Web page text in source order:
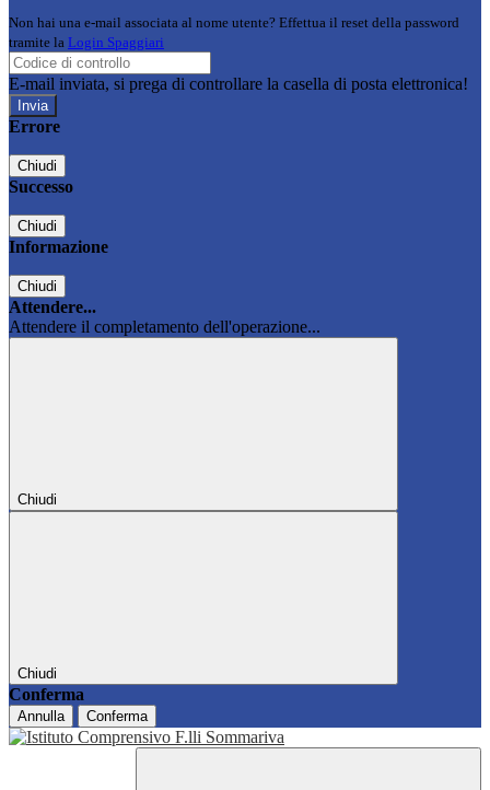
Non hai una e-mail associata al nome utente? Effettua il reset della password
tramite la Login Spaggiari
E-mail inviata, si prega di controllare la casella di posta elettronica!
Errore
Chiudi
Successo
Chiudi
Informazione
Chiudi
Attendere...
Attendere il completamento dell'operazione...
Chiudi
Chiudi
Conferma
Annulla Conferma